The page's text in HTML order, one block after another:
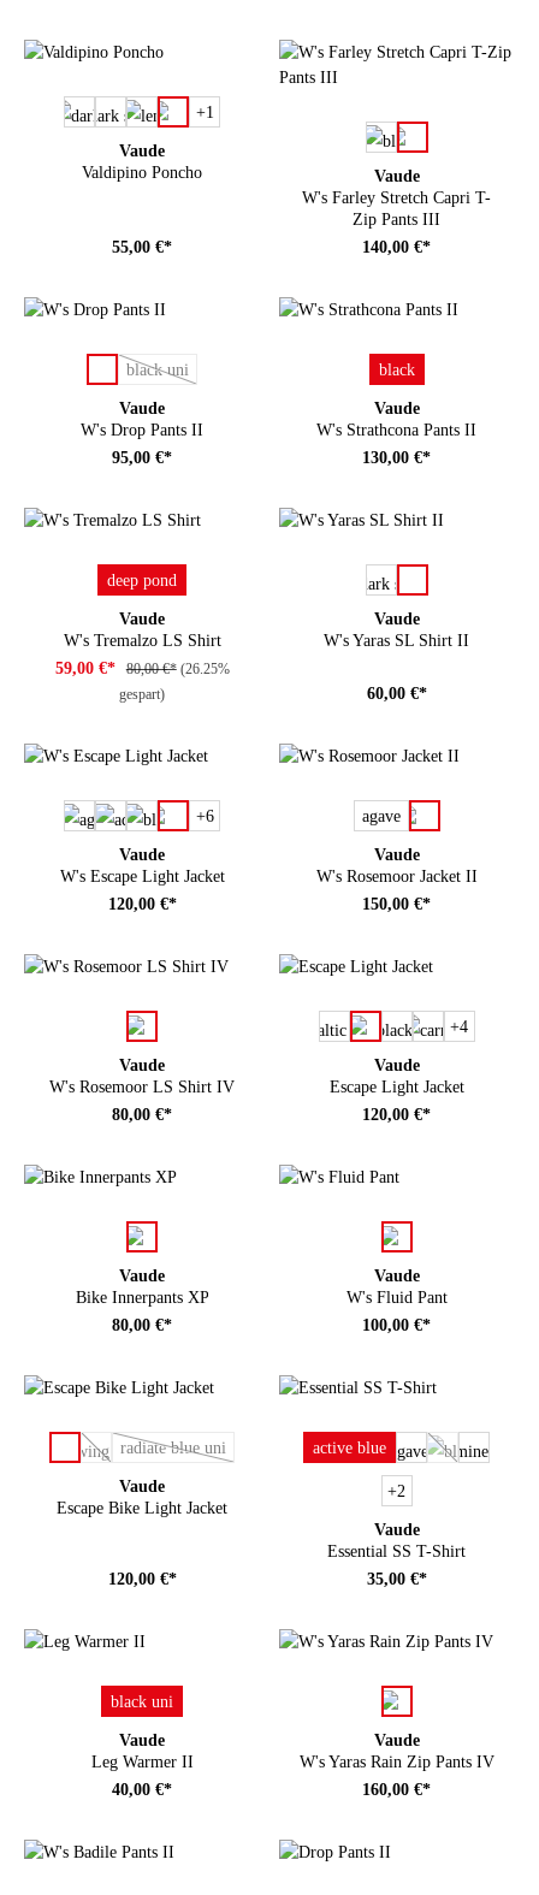
Vaude
Valdipino Poncho
Farbeauswählen
+1
55,00 €*
Vaude
W's Farley Stretch Capri T-
Zip Pants III
auswählen
140,00 €*
Vaude
W's Drop Pants II
Farbeauswählen
black uni
(Diese Option ist zurzeit nicht verfügbar.)
95,00 €*
Vaude
W's Strathcona Pants II
auswählen
black
130,00 €*
Vaude
W's Tremalzo LS Shirt
auswählen
deep pond
59,00 €* 80,00 €* (26.25%
gespart)
Vaude
W's Yaras SL Shirt II
Farbeauswählen
60,00 €*
Vaude
W's Escape Light Jacket
Farbeauswählen
+6
120,00 €*
Vaude
W's Rosemoor Jacket II
Farbeauswählen
agave
150,00 €*
Vaude
W's Rosemoor LS Shirt IV
auswählen
80,00 €*
Vaude
Escape Light Jacket
Farbeauswählen
+4
120,00 €*
Vaude
Bike Innerpants XP
auswählen
80,00 €*
Vaude
W's Fluid Pant
Farbeauswählen
100,00 €*
Vaude
Escape Bike Light Jacket
Farbeauswählen
(Diese Option ist zurzeit nicht verfügbar.)
radiate blue uni
(Diese Option ist zurzeit nicht verfügbar.)
120,00 €*
Vaude
Essential SS T-Shirt
Farbeauswählen
active blue
(Diese Option
+2
35,00 €*
Vaude
Leg Warmer II
Farbeauswählen
black uni
40,00 €*
Vaude
W's Yaras Rain Zip Pants IV
auswählen
160,00 €*